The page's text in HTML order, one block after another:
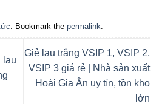
. Bookmark the permalink.
lau
Giẻ lau trắng VSIP 1, VSIP 2,
VSIP 3 giá rẻ | Nhà sản xuất
Hoài Gia Ân uy tín, tồn kho
lớn